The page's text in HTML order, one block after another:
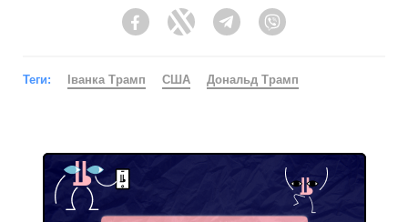
FacebookTwitter Telegram
Теги: Іванка Трамп США Дональд Трамп